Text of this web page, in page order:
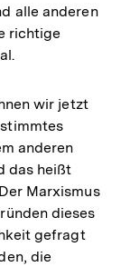
alle anderen
richtige
wir jetzt
anderen
das heißt
Marxismus
dieses
gefragt
die